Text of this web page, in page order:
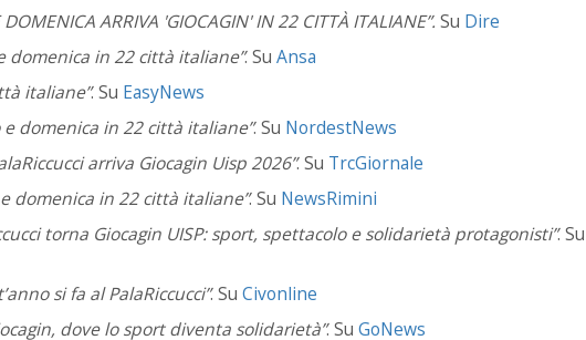
DOMENICA ARRIVA 'GIOCAGIN' IN 22 CITTÀ ITALIANE”. Su Dire
domenica in 22 città italiane”. Su Ansa
italiane”. Su EasyNews
e domenica in 22 città italiane”. Su NordestNews
arriva Giocagin Uisp 2026”. Su TrcGiornale
domenica in 22 città italiane”. Su NewsRimini
torna Giocagin UISP: sport, spettacolo e solidarietà protagonisti”. Su
si fa al PalaRiccucci”. Su Civonline
dove lo sport diventa solidarietà”. Su GoNews